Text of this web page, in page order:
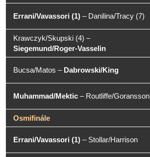
Errani/Vavassori (1) – Danilina/Tracy (7)
Krawczyk/Skupski (4) –
Siegemund/Roger-Vasselin
Bucsa/Matos – Dabrowski/King
Muhammad/Mektic – Routliffe/Goransson
Osmifinále
Errani/Vavassori (1) – Stollar/Harrison